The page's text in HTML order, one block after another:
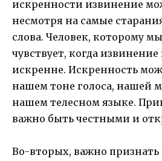
искренности извинение
несмотря на самые
слова. Человек, которому
чувствует, когда
искренне. Искренность
нашем тоне голоса, нашей
нашем телесном языке.
важно быть честными и
Во-вторых, важно